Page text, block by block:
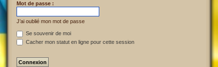
Mot de passe :
J’ai oublié mon mot de passe
Se souvenir de moi
Cacher mon statut en ligne pour cette session